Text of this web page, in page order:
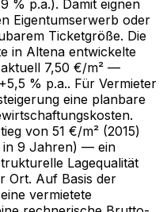
% p.a.). Damit eignen
Eigentumserwerb oder
Ticketgröße. Die
in Altena entwickelte
7,50 €/m² —
% p.a.. Für Vermieter
eine planbare
von 51 €/m² (2015)
in 9 Jahren) — ein
Lagequalität
Ort. Auf Basis der
vermietete